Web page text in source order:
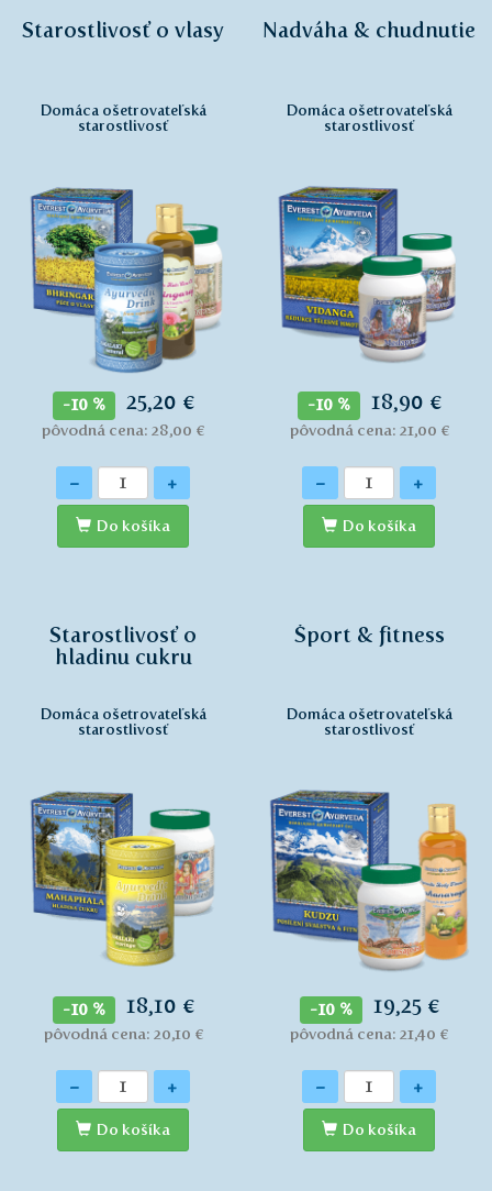
Starostlivosť o vlasy
Domáca ošetrovateľská
starostlivosť
-10 % 25,20 €
pôvodná cena: 28,00 €
Množstvo
- +
Do košíka
Nadváha & chudnutie
Domáca ošetrovateľská
starostlivosť
-10 % 18,90 €
pôvodná cena: 21,00 €
Množstvo
- +
Do košíka
Starostlivosť o
hladinu cukru
Domáca ošetrovateľská
starostlivosť
-10 % 18,10 €
pôvodná cena: 20,10 €
Množstvo
- +
Do košíka
Šport & fitness
Domáca ošetrovateľská
starostlivosť
-10 % 19,25 €
pôvodná cena: 21,40 €
Množstvo
- +
Do košíka